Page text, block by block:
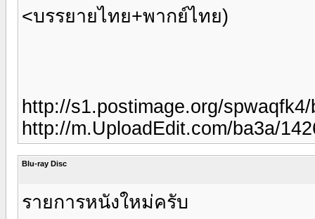
<บรรยายไทย+พากย์ไทย)
http://s1.postimage.org/
http://m.UploadEdit.com/ba3a/
Blu-ray Disc
รายการหนังใหม่ครับ